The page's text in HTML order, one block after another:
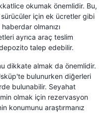
okumak önemlidir. Bu,
için ek ücretler gibi
olmanızı
ayrıca araç teslim
talep edebilir.
dikkate almak da önemlidir.
bulunurken diğerleri
bulunabilir. Seyahat
olmak için rezervasyon
konumunu araştırmanız